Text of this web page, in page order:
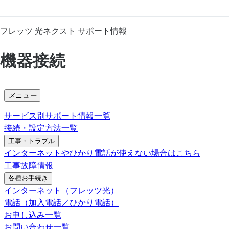
フレッツ 光ネクスト サポート情報
機器接続
メニュー
サービス別サポート情報一覧
接続・設定方法一覧
工事・トラブル
インターネットやひかり電話が使えない場合はこちら
工事故障情報
各種お手続き
インターネット（フレッツ光）
電話（加入電話／ひかり電話）
お申し込み一覧